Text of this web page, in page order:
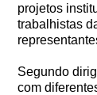
projetos
trabalhistas
Segundo
com